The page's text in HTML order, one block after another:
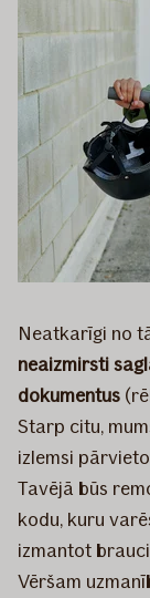
Neatkarīgi no
neaizmirsti
dokumentus
Starp citu,
izlemsi
Tavējā būs
kodu, kuru
izmantot
Vēršam